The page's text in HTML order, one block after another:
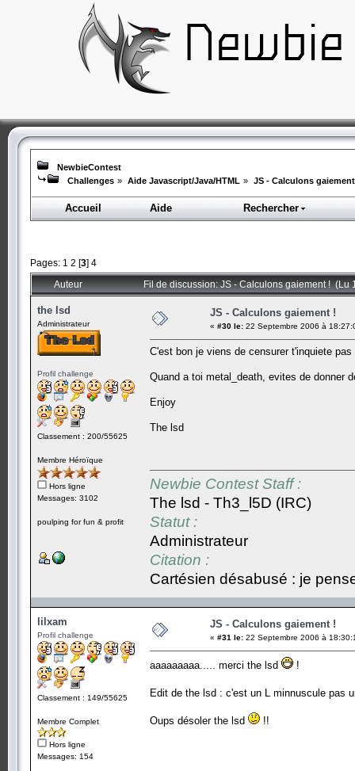
NewbieContest
Challenges » Aide Javascript/Java/HTML » JS - Calculons
Accueil Aide Rechercher
Pages: 1 2 [3] 4
Auteur Fil de discussion: JS - Calculons gaiement ! (Lu
the lsd
Administrateur
Profil challenge
Classement : 200/55625
Membre Héroïque
Hors ligne
Messages: 3102
poulping for fun & profit
JS - Calculons gaiement !
« #30 le: 22 Septembre 2006 à
C'est bon je viens de censurer t'inquiete
Quand a toi metal_death, evites de donner
Enjoy
The lsd
Newbie Contest Staff :
The lsd - Th3_l5D (IRC)
Statut :
Administrateur
Citation :
Cartésien désabusé : je
lilxam
Profil challenge
Classement : 149/55625
Membre Complet
Hors ligne
Messages: 154
JS - Calculons gaiement !
« #31 le: 22 Septembre 2006 à
aaaaaaaaa..... merci the lsd !
Edit de the lsd : c'est un L minnuscule pas
Oups désoler the lsd !!